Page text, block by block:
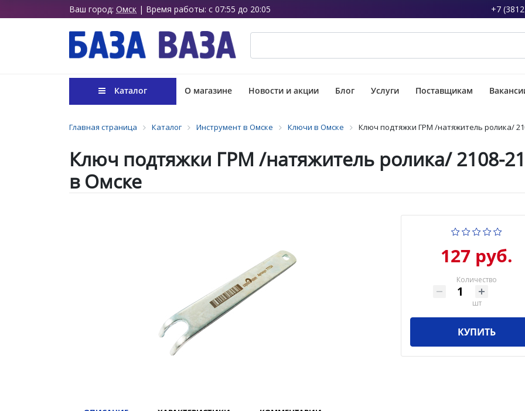
Ваш город: Омск | Время работы: с 07:55 до 20:05 +7
Каталог О магазине Новости и акции Блог Услуги Поставщикам
Главная страница Каталог Инструмент в Омске Ключи в Омске Ключ подтяжки ГРМ /натяжитель ролика/
Ключ подтяжки ГРМ /натяжитель ролика/ 2108-
в Омске
127 руб.
Количество
шт
КУПИТЬ